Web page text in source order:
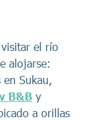
visitar el río
alojarse:
en Sukau,
B&B y
a orillas